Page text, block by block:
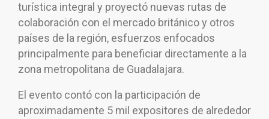
turística integral y proyectó nuevas rutas de
colaboración con el mercado británico y otros
países de la región, esfuerzos enfocados
principalmente para beneficiar directamente a la
zona metropolitana de Guadalajara.
El evento contó con la participación de
aproximadamente 5 mil expositores de alrededor